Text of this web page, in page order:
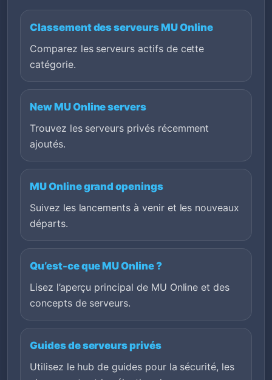
Classement des serveurs MU Online
Comparez les serveurs actifs de cette
catégorie.
New MU Online servers
Trouvez les serveurs privés récemment
ajoutés.
MU Online grand openings
Suivez les lancements à venir et les nouveaux
départs.
Qu’est-ce que MU Online ?
Lisez l’aperçu principal de MU Online et des
concepts de serveurs.
Guides de serveurs privés
Utilisez le hub de guides pour la sécurité, les